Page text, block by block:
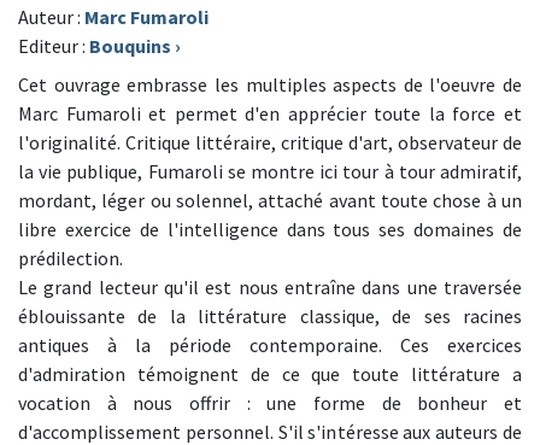
Auteur : Marc Fumaroli
Editeur : Bouquins ›
Cet ouvrage embrasse les multiples aspects de l'oeuvre de
Marc Fumaroli et permet d'en apprécier toute la force et
l'originalité. Critique littéraire, critique d'art, observateur de
la vie publique, Fumaroli se montre ici tour à tour admiratif,
mordant, léger ou solennel, attaché avant toute chose à un
libre exercice de l'intelligence dans tous ses domaines de
prédilection.
Le grand lecteur qu'il est nous entraîne dans une traversée
éblouissante de la littérature classique, de ses racines
antiques à la période contemporaine. Ces exercices
d'admiration témoignent de ce que toute littérature a
vocation à nous offrir : une forme de bonheur et
d'accomplissement personnel. S'il s'intéresse aux auteurs de